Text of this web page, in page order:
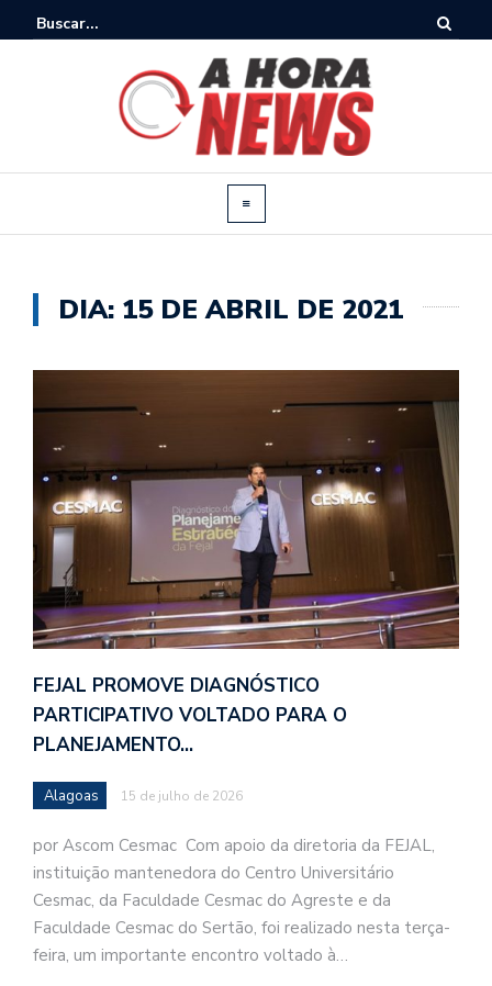
DIA: 15 DE ABRIL DE 2021
FEJAL PROMOVE DIAGNÓSTICO
PARTICIPATIVO VOLTADO PARA O
PLANEJAMENTO…
Alagoas 15 de julho de 2026
por Ascom Cesmac Com apoio da diretoria da FEJAL,
instituição mantenedora do Centro Universitário
Cesmac, da Faculdade Cesmac do Agreste e da
Faculdade Cesmac do Sertão, foi realizado nesta terça-
feira, um importante encontro voltado à…